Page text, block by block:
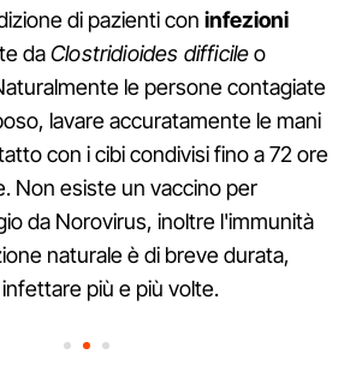
di pazienti con infezioni
daClostridioides difficileo
le persone contagiate
lavare accuratamente le mani
con i cibi condivisi fino a 72 ore
Non esiste un vaccino per
da Norovirus, inoltre l'immunità
naturale è di breve durata,
più e più volte.